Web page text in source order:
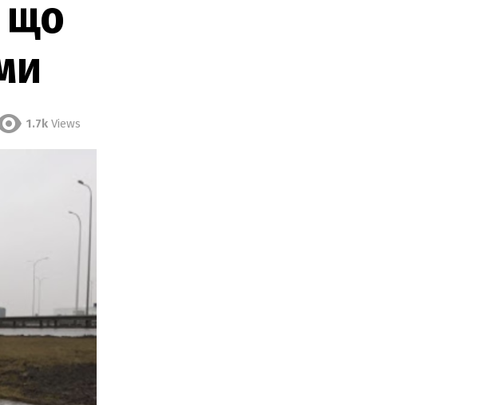
що
1.7k Views